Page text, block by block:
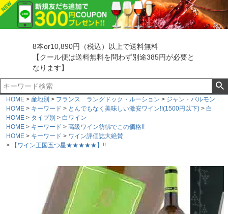
8本or10,890円（税込）以上で送料無料
【クール便は送料無料を問わず別途385円が必要と
なります】
HOME 産地別 フランス ラングドック・ルーション
ジャン・バルモン
HOME
キーワード とんでもなく美味しい激安ワイン!!(1500円以下)
白
HOME
タイプ別
白ワイン
HOME
キーワード
高級ワイン彷彿でこの価格!!
HOME
キーワード
ワイン評価誌大絶賛
【ワイン王国五つ星★★★★★】!!